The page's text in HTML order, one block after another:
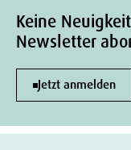
Keine
Newsletter
Jetzt anmelden